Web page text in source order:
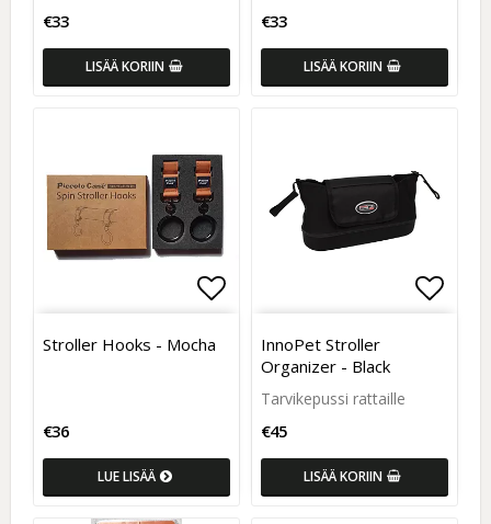
€33
LISÄÄ KORIIN
€33
LISÄÄ KORIIN
Add to list of favorites
Add to list of favorites
Stroller Hooks - Mocha
€36
LUE LISÄÄ
InnoPet Stroller
Organizer - Black
Tarvikepussi rattaille
€45
LISÄÄ KORIIN